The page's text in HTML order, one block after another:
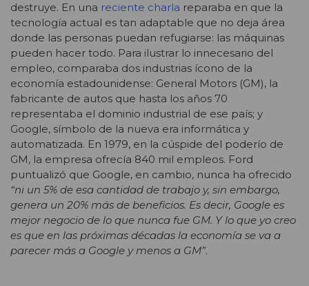
destruye. En una reciente charla reparaba en que la
tecnología actual es tan adaptable que no deja área
donde las personas puedan refugiarse: las máquinas
pueden hacer todo. Para ilustrar lo innecesario del
empleo, comparaba dos industrias ícono de la
economía estadounidense: General Motors (GM), la
fabricante de autos que hasta los años 70
representaba el dominio industrial de ese país; y
Google, símbolo de la nueva era informática y
automatizada. En 1979, en la cúspide del poderío de
GM, la empresa ofrecía 840 mil empleos. Ford
puntualizó que Google, en cambio, nunca ha ofrecido
“ni un 5% de esa cantidad de trabajo y, sin embargo,
genera un 20% más de beneficios. Es decir, Google es
mejor negocio de lo que nunca fue GM. Y lo que yo creo
es que en las próximas décadas la economía se va a
parecer más a Google y menos a GM”.